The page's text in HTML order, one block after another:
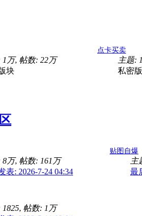
1万, 帖数: 22万
块
点卡买卖
主题:
私密
8万, 帖数: 161万
表: 2026-7-24 04:34
贴图自爆
主
最
1825, 帖数: 1万